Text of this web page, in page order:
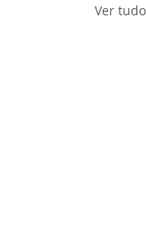
Ver tudo